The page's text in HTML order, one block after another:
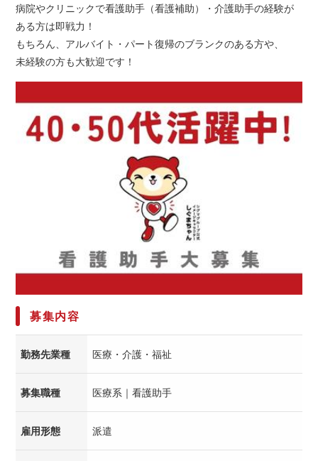
病院やクリニックで看護助手（看護補助）・介護助手の経験が
ある方は即戦力！
もちろん、アルバイト・パート復帰のブランクのある方や、
未経験の方も大歓迎です！
募集内容
勤務先業種 医療・介護・福祉
募集職種 医療系｜看護助手
雇用形態 派遣